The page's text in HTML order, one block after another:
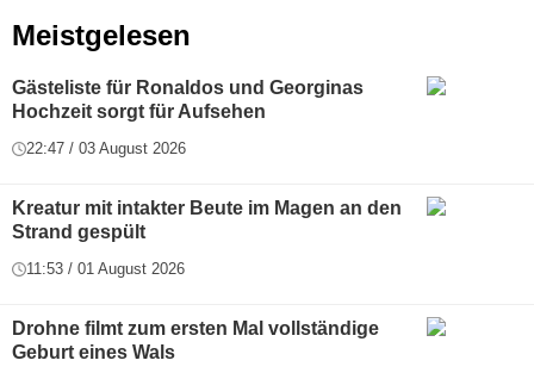
Meistgelesen
Gästeliste für Ronaldos und Georginas
Hochzeit sorgt für Aufsehen
22:47 / 03 August 2026
Kreatur mit intakter Beute im Magen an den
Strand gespült
11:53 / 01 August 2026
Drohne filmt zum ersten Mal vollständige
Geburt eines Wals